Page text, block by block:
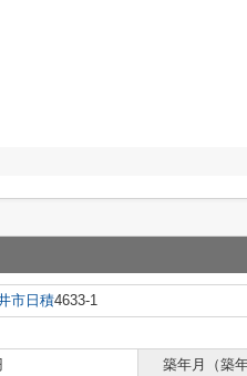
市 日積4633-1
築年月（築